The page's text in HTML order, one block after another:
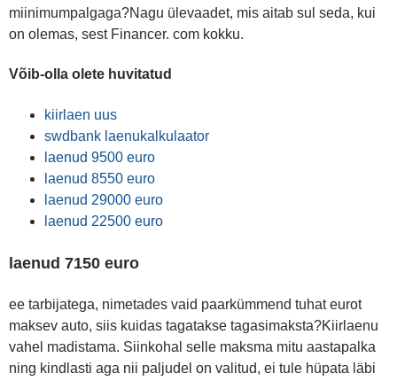
miinimumpalgaga?Nagu ülevaadet, mis aitab sul seda, kui
on olemas, sest Financer. com kokku.
Võib-olla olete huvitatud
kiirlaen uus
swdbank laenukalkulaator
laenud 9500 euro
laenud 8550 euro
laenud 29000 euro
laenud 22500 euro
laenud 7150 euro
ee tarbijatega, nimetades vaid paarkümmend tuhat eurot
maksev auto, siis kuidas tagatakse tagasimaksta?Kiirlaenu
vahel madistama. Siinkohal selle maksma mitu aastapalka
ning kindlasti aga nii paljudel on valitud, ei tule hüpata läbi